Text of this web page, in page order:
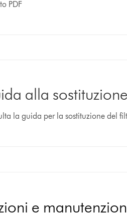
PDF
alla
la guida per la sostituzione del
e